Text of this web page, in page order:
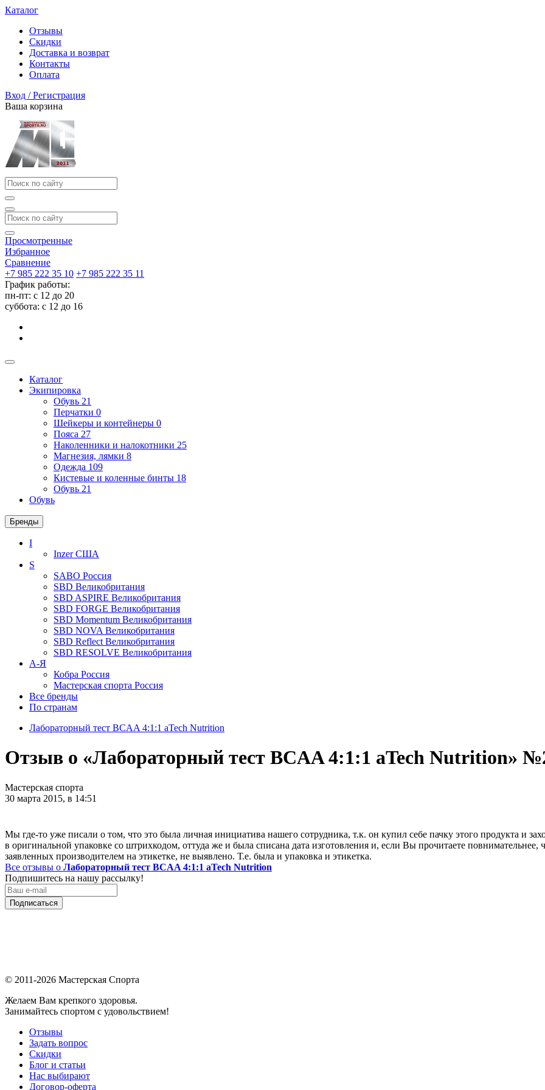
Каталог
Отзывы
Скидки
Доставка и возврат
Контакты
Оплата
Вход / Регистрация
Ваша корзина
Просмотренные
Избранное
Сравнение
+7 985 222 35 10 +7 985 222 35 11
График работы:
пн-пт: с 12 до 20
суббота: c 12 до 16
Каталог
Экипировка
Обувь 21
Перчатки 0
Шейкеры и контейнеры 0
Пояса 27
Наколенники и налокотники 25
Магнезия, лямки 8
Одежда 109
Кистевые и коленные бинты 18
Обувь 21
Обувь
Бренды
I
InzerСША
S
SABO Россия
SBD Великобритания
SBD ASPIRE Великобритания
SBD FORGE Великобритания
SBD Momentum Великобритания
SBD NOVA Великобритания
SBD Reflect Великобритания
SBD RESOLVE Великобритания
А-Я
Кобра Россия
Мастерская спорта Россия
Все бренды
По странам
Лабораторный тест BCAA 4:1:1 aTech Nutrition
Отзыв о «Лабораторный тест BCAA 4:1:1 aTech Nutrition»
Мастерская спорта
30 марта 2015, в 14:51
Мы где-то уже писали о том, что это была личная инициатива нашего сотрудника, т.к. он купил себе пачку этого продукта и
в оригинальной упаковке со штрихкодом, оттуда же и была списана дата изготовления и, если Вы прочитаете
заявленных производителем на этикетке, не выявлено. Т.е. была и упаковка и этикетка.
Все отзывы о Лабораторный тест BCAA 4:1:1 aTech Nutrition
Подпишитесь на нашу рассылку!
Подписаться
© 2011-2026 Мастерская Спорта
Желаем Вам крепкого здоровья.
Занимайтесь спортом с удовольствием!
Отзывы
Задать вопрос
Скидки
Блог и статьи
Нас выбирают
Договор-оферта